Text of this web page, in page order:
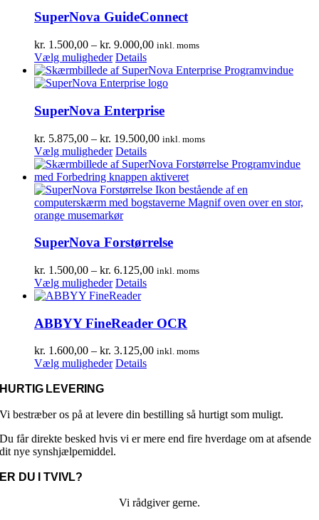
varianter.
kan
vælges
på
varesiden
SuperNova GuideConnect
kr. 1.500,00 – kr. 9.000,00Prisinterval:
til
kr. 9.000,00
inkl. moms
Vælg muligheder Dette
vare
har
varianter.
Mulighederne
kan
vælges
på
varesiden
Details
SuperNova Enterprise
kr. 5.875,00 – kr. 19.500,00Prisinterval:
til
kr. 19.500,00
inkl. moms
Vælg muligheder Dette
vare
har
flere
varianter.
Mulighederne
vælges
varesiden
Details
SuperNova Forstørrelse
kr. 1.500,00 – kr. 6.125,00Prisinterval:
inkl. moms
Vælg muligheder Dette
vare
flere
varianter.
Mulighederne
kan
vælges
Details
ABBYY FineReader OCR
kr. 1.600,00 – kr. 3.125,00Prisinterval:
inkl. moms
Vælg muligheder Dette
varianter.
kan
vælges
Details
HURTIG LEVERING
Vi bestræber os på at levere din bestilling så hurtigt som muligt.
Du får direkte besked hvis vi er mere end fire hverdage om at afsende
dit nye synshjælpemiddel.
ER DU I TVIVL?
Vi rådgiver gerne.